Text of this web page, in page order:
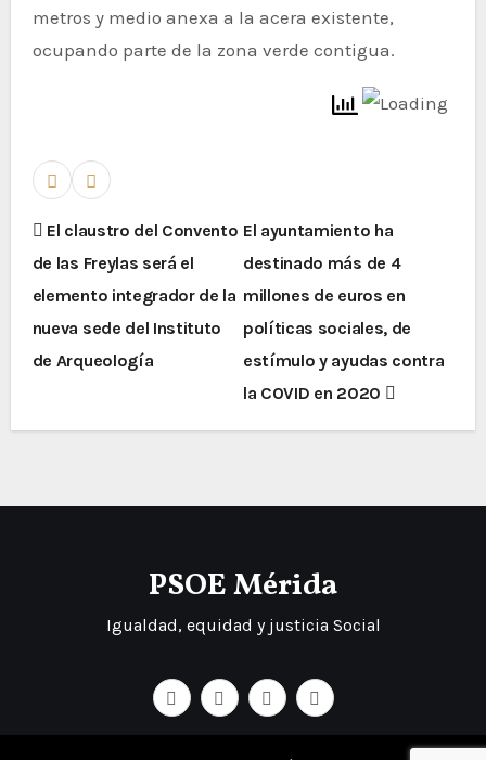
metros y medio anexa a la acera existente,
ocupando parte de la zona verde contigua.
El claustro del Convento
de las Freylas será el
elemento integrador de la
nueva sede del Instituto
de Arqueología
El ayuntamiento ha
destinado más de 4
millones de euros en
políticas sociales, de
estímulo y ayudas contra
la COVID en 2020
PSOE Mérida
Igualdad, equidad y justicia Social